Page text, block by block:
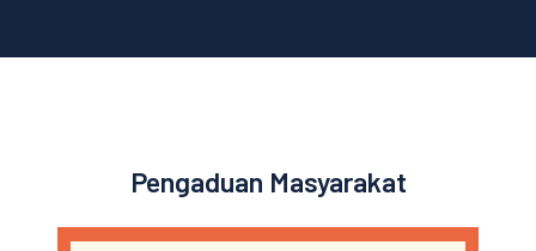
Pengaduan Masyarakat